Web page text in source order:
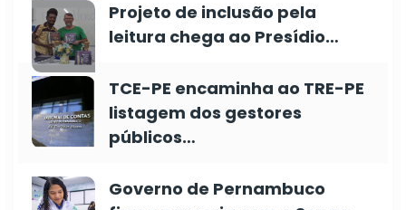
Projeto de inclusão pela
leitura chega ao Presídio…
TCE-PE encaminha ao TRE-PE
listagem dos gestores
públicos…
Governo de Pernambuco